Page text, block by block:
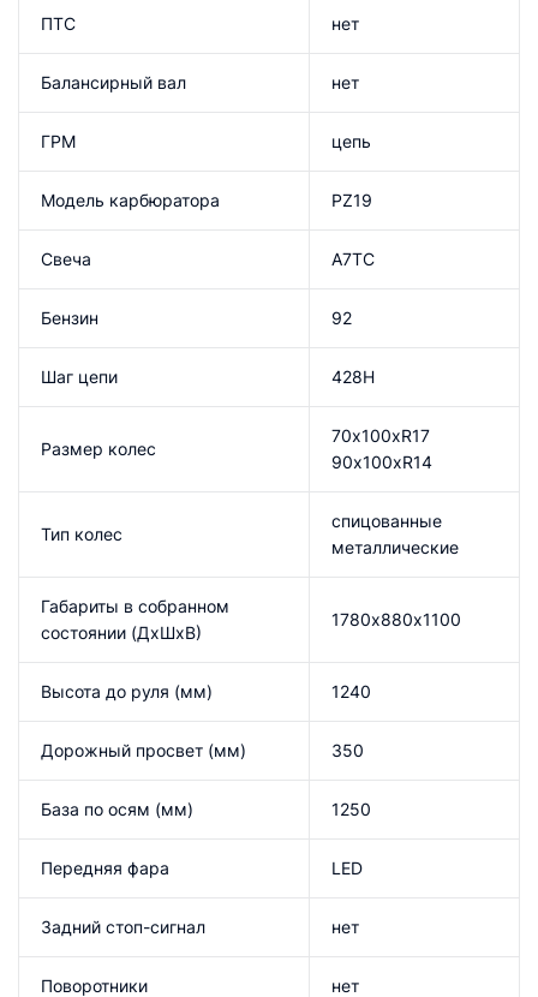
ПТС нет
Балансирный вал нет
ГРМ цепь
Модель карбюратора PZ19
Свеча A7TC
Бензин 92
Шаг цепи 428H
Размер колес
70х100хR17
90х100хR14
Тип колес
спицованные
металлические
Габариты в собранном
состоянии (ДхШхВ)
1780х880х1100
Высота до руля (мм) 1240
Дорожный просвет (мм) 350
База по осям (мм) 1250
Передняя фара LED
Задний стоп-сигнал нет
Поворотники нет